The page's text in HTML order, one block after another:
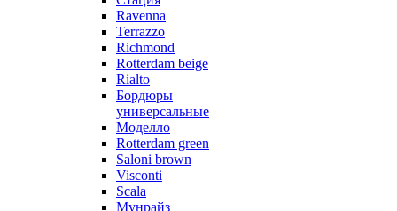
Ravenna
Terrazzo
Richmond
Rotterdam beige
Rialto
Бордюры
универсальные
Моделло
Rotterdam green
Saloni brown
Visconti
Scala
Мунрайз